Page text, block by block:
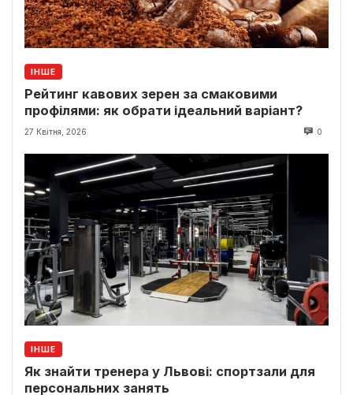
ІНШЕ
Рейтинг кавових зерен за смаковими
профілями: як обрати ідеальний варіант?
27 Квітня, 2026 0
ІНШЕ
Як знайти тренера у Львові: спортзали для
персональних занять